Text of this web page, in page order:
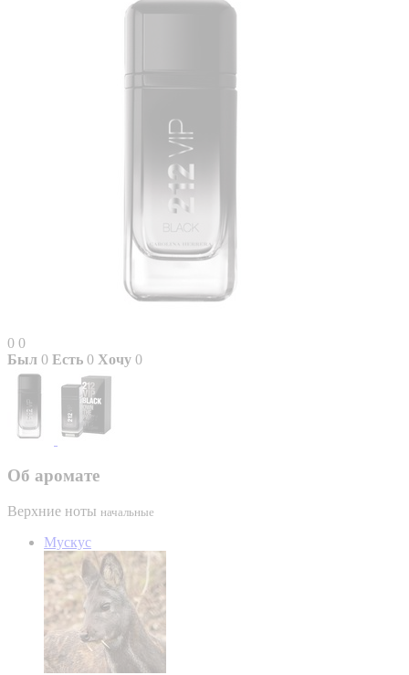
0 0
Был 0 Есть 0 Хочу 0
Об аромате
Верхние ноты начальные
Мускус